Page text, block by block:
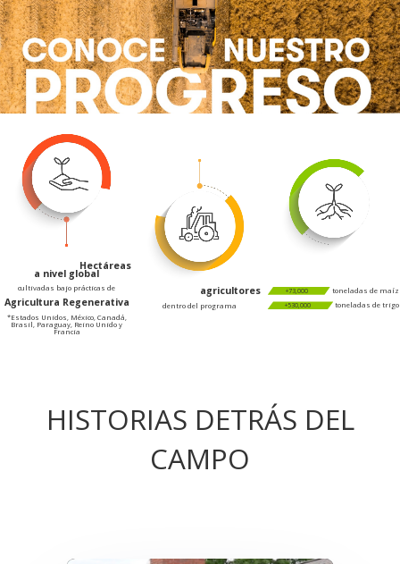
Hectáreas
a nivel global
cultivadas bajo prácticas de
Agricultura Regenerativa
*Estados Unidos, México, Canadá,
Brasil, Paraguay, Reino Unido y
Francia
agricultores
dentro del programa
+73,000 toneladas de maíz
+530,000 toneladas de trigo
HISTORIAS DETRÁS DEL
CAMPO